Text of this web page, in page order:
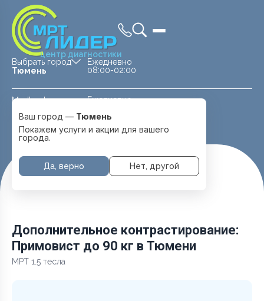
центр диагностики
Выбрать город
Тюмень
Medland —
Тюмень
Ежедневно
08:00-02:00
Ежедневно
Перейти
Ваш город — Тюмень
Покажем услуги и акции для вашего
города.
Да, верно Нет, другой
Главная Услуги и цены
Дополнительное контрастирование:
Примовист до 90 кг в Тюмени
МРТ 1.5 тесла